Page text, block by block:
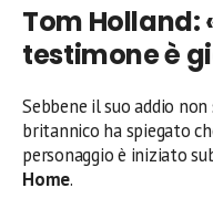
Tom Holland:
testimone è
Sebbene il suo addio
britannico ha spiegato
personaggio è iniziato
Home.